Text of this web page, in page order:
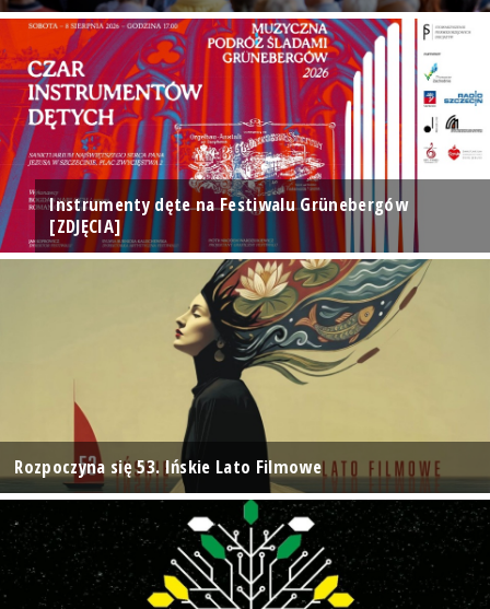
Instrumenty dęte na Festiwalu Grünebergów
[ZDJĘCIA]
Rozpoczyna się 53. Ińskie Lato Filmowe